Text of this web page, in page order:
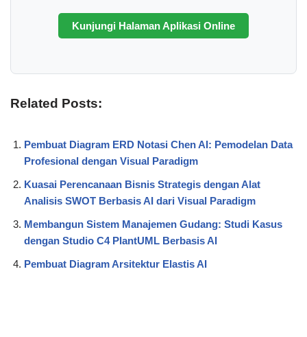
Kunjungi Halaman Aplikasi Online
Related Posts:
Pembuat Diagram ERD Notasi Chen AI: Pemodelan Data
Profesional dengan Visual Paradigm
Kuasai Perencanaan Bisnis Strategis dengan Alat
Analisis SWOT Berbasis AI dari Visual Paradigm
Membangun Sistem Manajemen Gudang: Studi Kasus
dengan Studio C4 PlantUML Berbasis AI
Pembuat Diagram Arsitektur Elastis AI